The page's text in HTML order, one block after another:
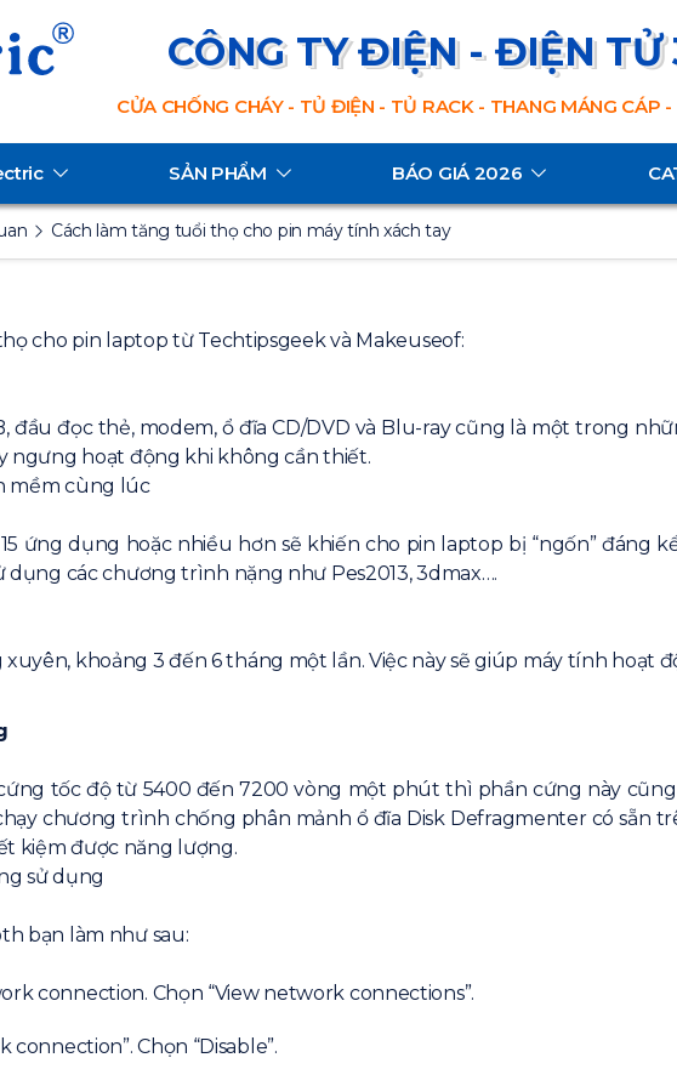
CÔNG TY ĐIỆN - ĐIỆN TỬ
CỬA CHỐNG CHÁY - TỦ ĐIỆN - TỦ RACK - THANG MÁNG CÁP
SẢN PHẨM BÁO GIÁ 2026
Cách làm tăng tuổi thọ cho pin máy tính xách tay
cho pin laptop từ Techtipsgeek và Makeuseof:
đầu đọc thẻ, modem, ổ đĩa CD/DVD và Blu-ray cũng là một trong
ngưng hoạt động khi không cần thiết.
mềm cùng lúc
ứng dụng hoặc nhiều hơn sẽ khiến cho pin laptop bị “ngốn” đáng
dụng các chương trình nặng như Pes2013, 3dmax….
khoảng 3 đến 6 tháng một lần. Việc này sẽ giúp máy tính hoạt
tốc độ từ 5400 đến 7200 vòng một phút thì phần cứng này
chương trình chống phân mảnh ổ đĩa Disk Defragmenter có sẵn
kiệm được năng lượng.
sử dụng
bạn làm như sau:
connection. Chọn “View network connections”.
Chọn “Disable”.